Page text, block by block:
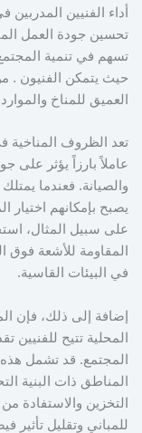
أداء الفنيين
تحسين جودة العمل
تسهم في تنمية
حيث يتمكن الفنيون .
العميق للمناخ
تعد الظروف المناخية
عاملاً بارزاً يؤثر على
والصيانة. فعندما
يصبح بإمكانهم اختيار
على سبيل المثال،
المقاومة للأشعة فوق
في البيئات القاسية.
إضافة إلى ذلك، فإن
المحلية تتيح
المجتمع. قد تشمل هذه
المناطق ذات البنية
التخزين والاستفادة
للمباني وتقليل تأثير